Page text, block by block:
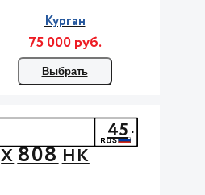
Курган
75 000 руб.
Выбрать
Х808НК
45